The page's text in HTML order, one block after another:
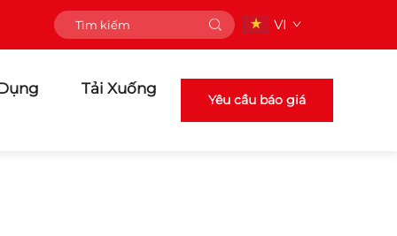
VI
Tải Xuống
Yêu cầu báo giá